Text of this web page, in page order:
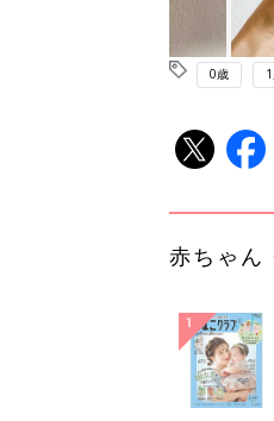
0歳
赤ちゃん